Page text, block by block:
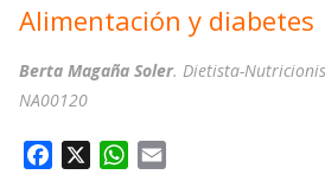
Alimentación y diabetes
Berta Magaña Soler. Dietista-
NA00120
W